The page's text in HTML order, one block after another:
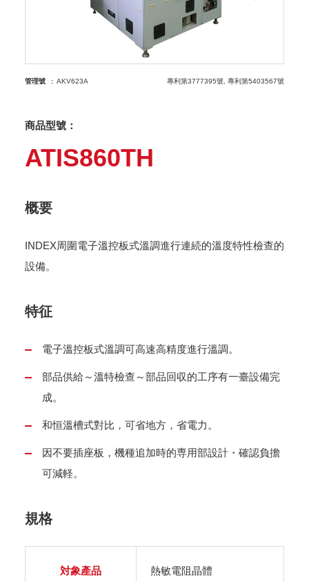
管理號 AKV623A 專利第3777395號 專利第5403567號
商品型號：
ATIS860TH
概要
INDEX周圍電子溫控板式溫調進行連続的溫度特性檢查的
設備。
特征
電子溫控板式溫調可高速高精度進行溫調。
部品供給～溫特檢查～部品回収的工序有一臺設備完
成。
和恒溫槽式對比，可省地方，省電力。
因不要插座板，機種追加時的専用部設計・確認負擔
可減軽。
規格
対象產品 熱敏電阻晶體